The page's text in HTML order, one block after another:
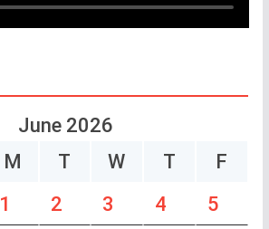
June 2026
M T W T
F
1
2 3 4
5